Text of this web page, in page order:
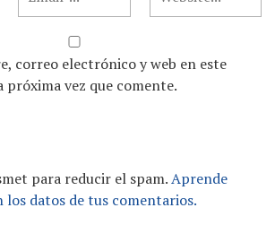
correo electrónico y web en este
próxima vez que comente.
para reducir el spam.Aprende
los datos de tus comentarios.